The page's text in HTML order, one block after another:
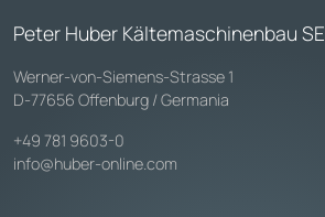
Peter Huber Kältemaschinenbau SE
Werner-von-Siemens-Strasse 1
D-77656 Offenburg / Germania
+49 781 9603-0
info@huber-online.com